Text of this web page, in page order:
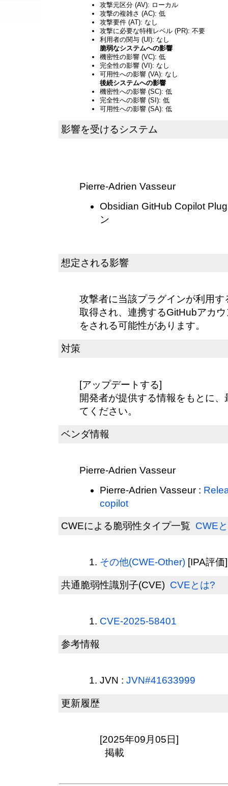
攻撃元区分 (AV): ローカル
攻撃の複雑さ (AC): 低
攻撃要件 (AT): なし
攻撃に必要な特権レベル (PR): 不要
利用者の関与 (UI): なし
脆弱なシステムへの影響
機密性の影響 (VC): 低
完全性の影響 (VI): なし
可用性への影響 (VA): なし
後続システムへの影響
機密性への影響 (SC): 低
完全性への影響 (SI): 低
可用性への影響 (SA): 低
影響を受けるシステム
Pierre-Adrien Vasseur
Obsidian GitHub Copilot
ン
想定される影響
攻撃者に当該プラグインが利用
取得され、連携するGitHubアカ
をされる可能性があります。
対策
[アップデートする]
開発者が提供する情報をもとに
てください。
ベンダ情報
Pierre-Adrien Vasseur
Pierre-Adrien Vasseur :
copilot
CWEによる脆弱性タイプ一覧 CWE
その他(CWE-Other) [IPA評価]
共通脆弱性識別子(CVE) CVEとは?
CVE-2025-58401
参考情報
JVN : JVN#41633999
更新履歴
[2025年09月05日]
掲載